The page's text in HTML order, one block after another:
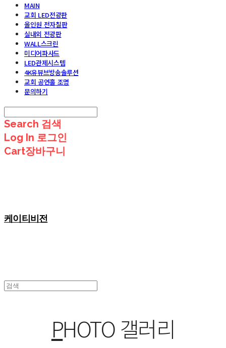
MAIN
교회 LED전광판
올인원 전자칠판
실내외 전광판
WALL스크린
미디어파사드
LED관제시스템
4K유뷰브방송솔루션
교회 공연홀 조명
문의하기
Search 검색
Log In 로그인
Cart장바구니
케이티비전
PHOTO 갤러리